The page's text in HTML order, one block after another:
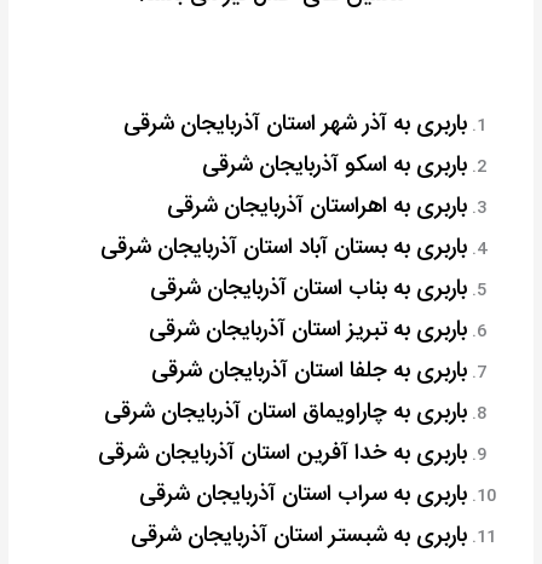
باربری به آذر شهر استان آذربایجان شرقی
باربری به اسکو آذربایجان شرقی
باربری به اهراستان آذربایجان شرقی
باربری به بستان آباد استان آذربایجان شرقی
باربری به بناب استان آذربایجان شرقی
باربری به تبریز استان آذربایجان شرقی
باربری به جلفا استان آذربایجان شرقی
باربری به چاراویماق استان آذربایجان شرقی
باربری به خدا آفرین استان آذربایجان شرقی
باربری به سراب استان آذربایجان شرقی
باربری به شبستر استان آذربایجان شرقی